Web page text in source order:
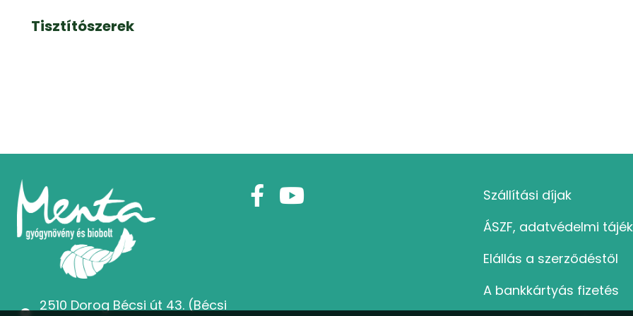
Tisztítószerek
Szállítási díjak
ÁSZF, adatvédelmi
Elállás a szerződéstől
A bankkártyás fizetés
2510 Dorog Bécsi út 43. (Bécsi